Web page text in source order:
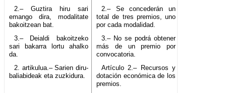
2.– Guztira hiru sari
emango dira, modalitate
bakoitzean bat.
2.– Se concederán un
total de tres premios, uno
por cada modalidad.
3.– Deialdi bakoitzeko
sari bakarra lortu ahalko
da.
3.– No se podrá obtener
más de un premio por
convocatoria.
2. artikulua.– Sarien diru-
baliabideak eta zuzkidura.
Artículo 2.– Recursos y
dotación económica de los
premios.